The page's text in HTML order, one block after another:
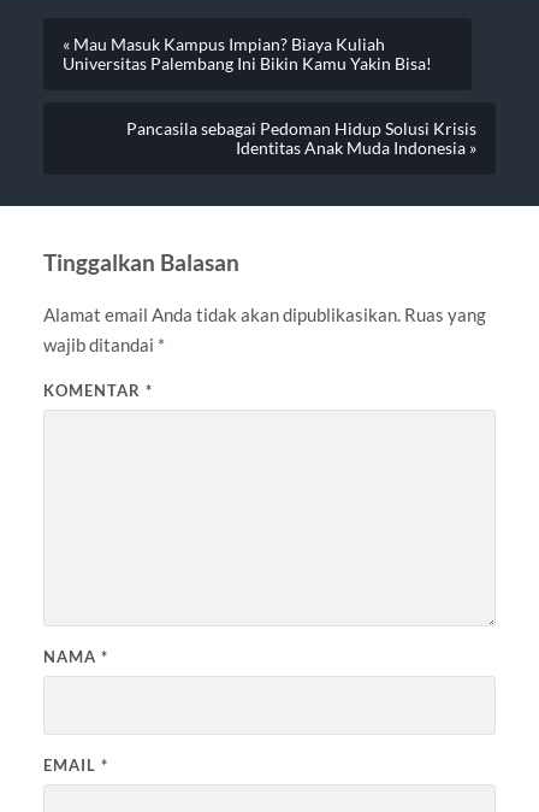
« Mau Masuk Kampus Impian? Biaya Kuliah
Universitas Palembang Ini Bikin Kamu Yakin Bisa!
Pancasila sebagai Pedoman Hidup Solusi Krisis
Identitas Anak Muda Indonesia »
Tinggalkan Balasan
Alamat email Anda tidak akan dipublikasikan. Ruas yang
wajib ditandai *
KOMENTAR *
NAMA *
EMAIL *